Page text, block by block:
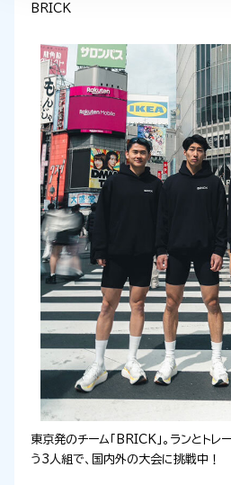
BRICK
東京発のチーム「 BRICK 」。ランとト
う 3 人組で、国内外の大会に挑戦中！